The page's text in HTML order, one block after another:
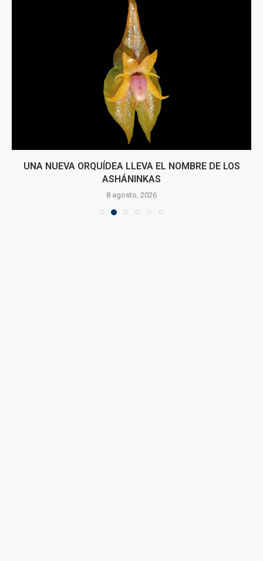
UNA NUEVA ORQUÍDEA LLEVA EL NOMBRE DE LOS
ASHÁNINKAS
8 agosto, 2026